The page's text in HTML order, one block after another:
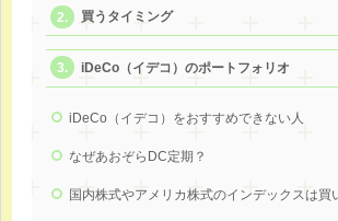
買うタイミング
iDeCo（イデコ）のポートフォリオ
iDeCo（イデコ）をおすすめできない人
なぜあおぞらDC定期？
国内株式やアメリカ株式のインデックスは買